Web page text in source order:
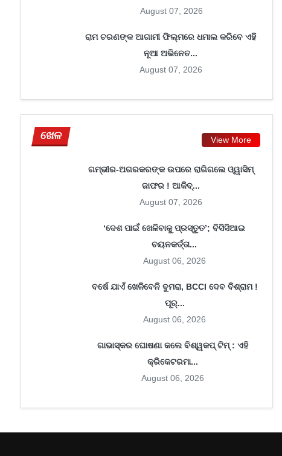
August 07, 2026
ରାମ ଚରଣଙ୍କ ଆଗାମୀ ଫିଲ୍ମରେ ଧମାଲ କରିବେ ଏହି
ନୂଆ ଅଭିନେତ...
August 07, 2026
ଖେଳ View More
ଗମ୍ଭୀର-ଅଗରକରଙ୍କ ଉପରେ ରାଗିଗଲେ ଓ୍ୱାସିମ୍
ଜାଫର ! ଆକିବ୍...
August 07, 2026
‘ଦେଶ ପାଇଁ ଖେଳିବାକୁ ପ୍ରସ୍ତୁତ’; ବିସିସିଆଇ
ଚୟନକର୍ତ୍ତା...
August 06, 2026
ବର୍ଷେ ଯାଏଁ ଖେଳିବେନି ବୁମରା, BCCI ଦେବ ବିଶ୍ରାମ !
ପୂର୍...
August 06, 2026
ଗାଭାସ୍କର ଘୋଷଣା କଲେ ବିଶ୍ୱକପ୍ ଟିମ୍ : ଏହି
କ୍ରିକେଟରମା...
August 06, 2026